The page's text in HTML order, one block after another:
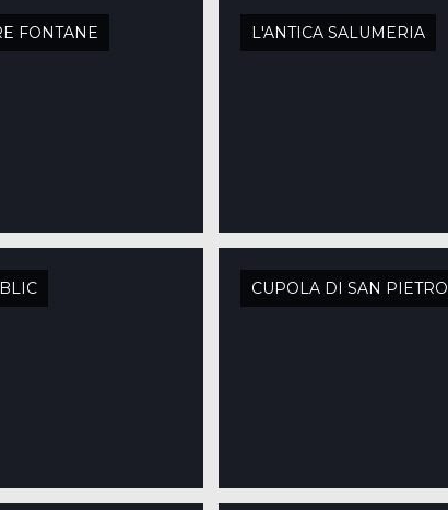
FONTANE L'ANTICA SALUMERIA
CUPOLA DI SAN PIETRO